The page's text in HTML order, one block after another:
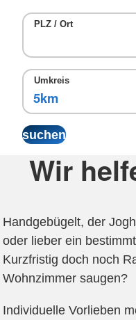
PLZ / Ort
Umkreis
Wir
Handgebügelt, der
oder lieber ein
Kurzfristig doch noch
Wohnzimmer saugen?
Individuelle Vorlieben